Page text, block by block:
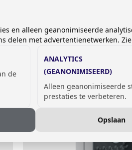
Premium 4 Sterex
en alleen geanonimiseerde
delen met advertentienetwerken.
de
ANALYTICS
(GEANONIMISEERD)
Alleen geanonimiseerde
prestaties te verbeteren.
Opslaan